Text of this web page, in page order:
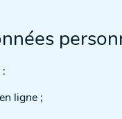
ligne ;